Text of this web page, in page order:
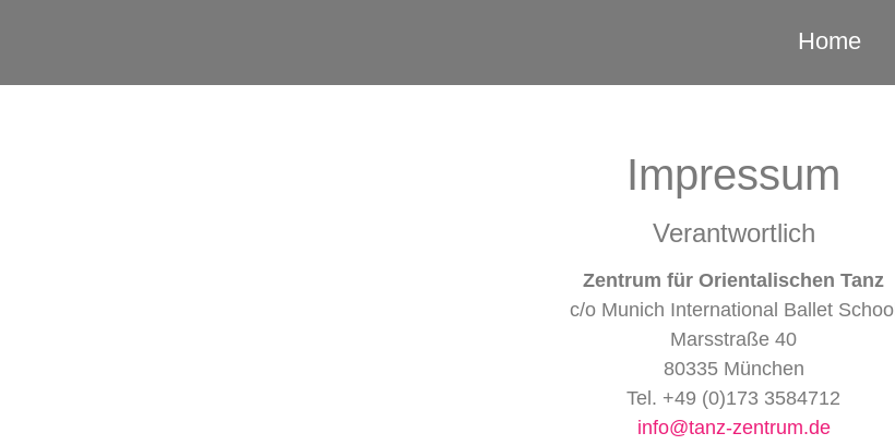
Home
Impressum
Verantwortlich
Zentrum für Orientalischen Tanz
c/o Munich International Ballet School
Marsstraße 40
80335 München
Tel. +49 (0)173 3584712
info@tanz-zentrum.de